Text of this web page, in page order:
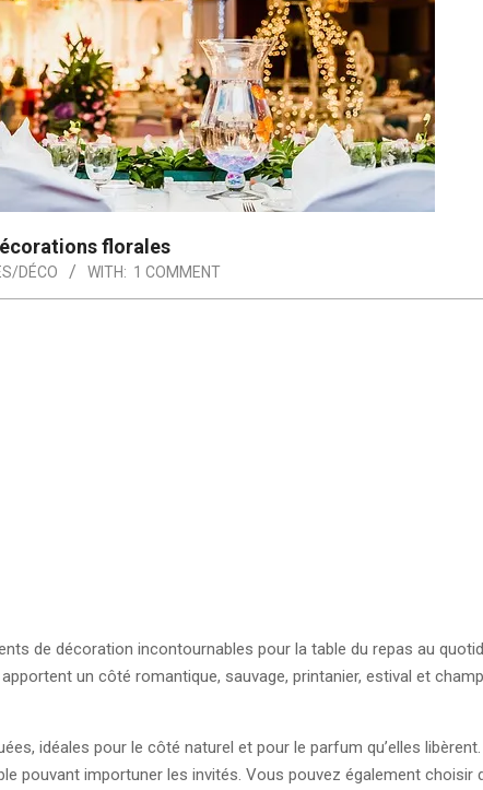
florales
DÉCO WITH: 1 COMMENT
de décoration incontournables pour la table du repas au
un côté romantique, sauvage, printanier, estival et
idéales pour le côté naturel et pour le parfum qu’elles libèrent.
pouvant importuner les invités. Vous pouvez également choisir